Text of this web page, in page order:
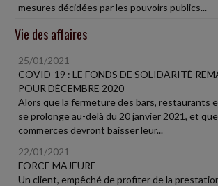
mesures décidées par les pouvoirs publics...
Vie des affaires
25/01/2021
COVID-19 : LE FONDS DE SOLIDARITÉ
POUR DÉCEMBRE 2020
Alors que la fermeture des bars, restaurants
se prolonge au-delà du 20 janvier 2021, et
commerces devront baisser leur...
22/01/2021
FORCE MAJEURE
Un client, empêché de profiter de la